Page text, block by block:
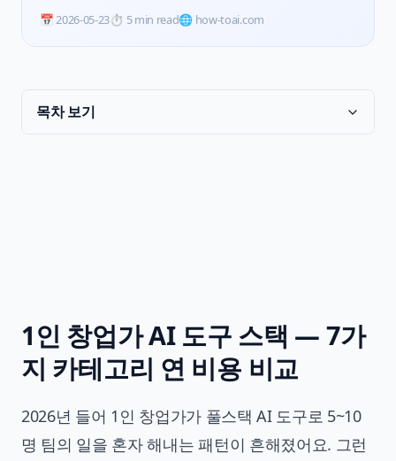
📅2026-05-23⏱️ 5 min read🌐 how-toai.com
목차 보기
1인 창업가 AI 도구 스택 — 7가
지 카테고리 연 비용 비교
2026년 들어 1인 창업가가 풀스택 AI 도구로 5~10
명 팀의 일을 혼자 해내는 패턴이 흔해졌어요. 그런